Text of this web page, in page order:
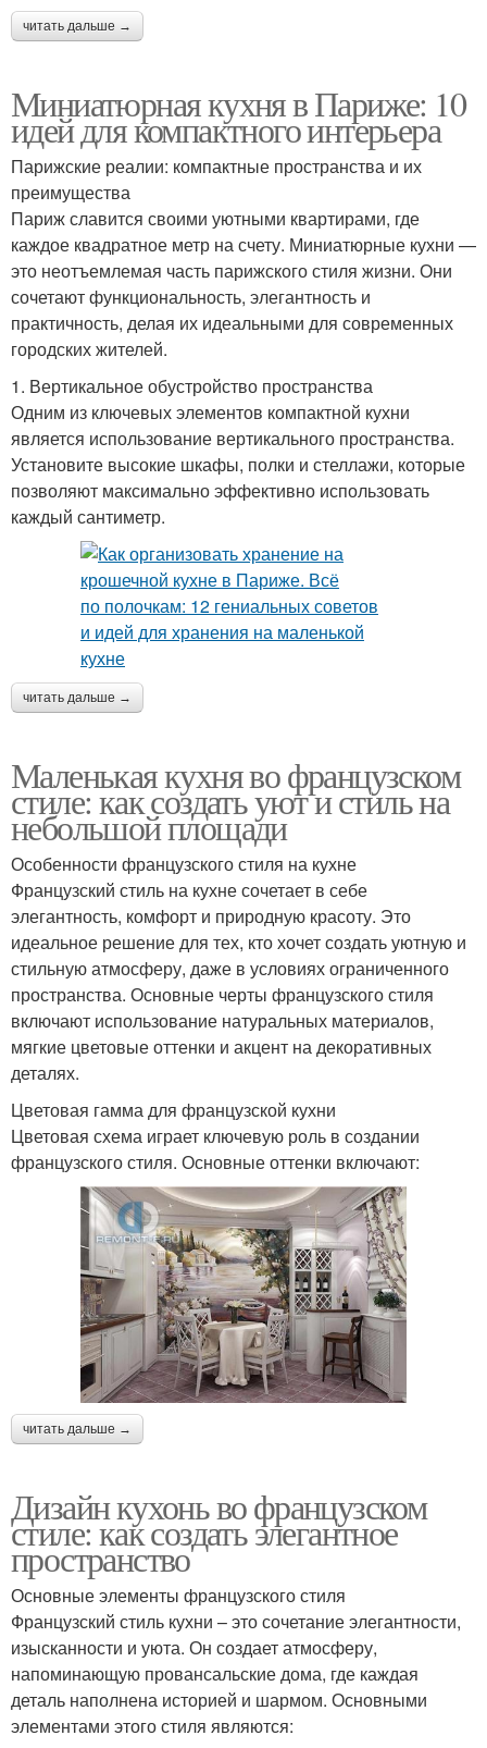
читать дальше →
Миниатюрная кухня в Париже: 10
идей для компактного интерьера
Парижские реалии: компактные пространства и их
преимущества
Париж славится своими уютными квартирами, где
каждое квадратное метр на счету. Миниатюрные кухни —
это неотъемлемая часть парижского стиля жизни. Они
сочетают функциональность, элегантность и
практичность, делая их идеальными для современных
городских жителей.
1. Вертикальное обустройство пространства
Одним из ключевых элементов компактной кухни
является использование вертикального пространства.
Установите высокие шкафы, полки и стеллажи, которые
позволяют максимально эффективно использовать
каждый сантиметр.
читать дальше →
Маленькая кухня во французском
стиле: как создать уют и стиль на
небольшой площади
Особенности французского стиля на кухне
Французский стиль на кухне сочетает в себе
элегантность, комфорт и природную красоту. Это
идеальное решение для тех, кто хочет создать уютную и
стильную атмосферу, даже в условиях ограниченного
пространства. Основные черты французского стиля
включают использование натуральных материалов,
мягкие цветовые оттенки и акцент на декоративных
деталях.
Цветовая гамма для французской кухни
Цветовая схема играет ключевую роль в создании
французского стиля. Основные оттенки включают:
читать дальше →
Дизайн кухонь во французском
стиле: как создать элегантное
пространство
Основные элементы французского стиля
Французский стиль кухни – это сочетание элегантности,
изысканности и уюта. Он создает атмосферу,
напоминающую провансальские дома, где каждая
деталь наполнена историей и шармом. Основными
элементами этого стиля являются: